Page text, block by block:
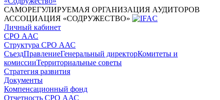
САМОРЕГУЛИРУЕМАЯ ОРГАНИЗАЦИЯ АУДИТОРОВ
АССОЦИАЦИЯ «СОДРУЖЕСТВО»
Личный кабинет
СРО ААС
Структура СРО ААС
СъездПравлениеГенеральный директорКомитеты и
комиссииТерриториальные советы
Стратегия развития
Документы
Компенсационный фонд
Отчетность СРО ААС